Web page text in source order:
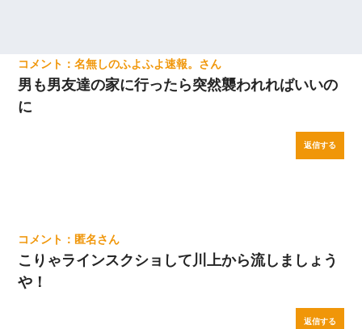
名無しのふよふよ速報。
男も男友達の家に行ったら突然襲われればいいの
に
返信する
匿名
こりゃラインスクショして川上から流しましょう
や！
返信する